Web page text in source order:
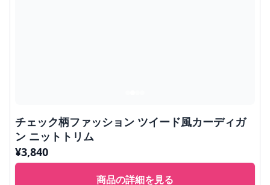
チェック柄ファッション ツイード風カーディガ
ン ニットトリム
¥3,840
商品の詳細を見る